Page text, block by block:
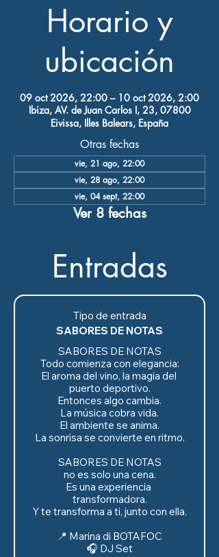
Horario y
ubicación
09 oct 2026, 22:00 – 10 oct 2026, 2:00
Ibiza, AV. de Juan Carlos I, 23, 07800
Eivissa, Illes Balears, España
Otras fechas
vie, 21 ago, 22:00
vie, 28 ago, 22:00
vie, 04 sept, 22:00
Ver 8 fechas
Entradas
Tipo de entrada
SABORES DE NOTAS
SABORES DE NOTAS
Todo comienza con elegancia:
El aroma del vino, la magia del
puerto deportivo.
Entonces algo cambia.
La música cobra vida.
El ambiente se anima.
La sonrisa se convierte en ritmo.
SABORES DE NOTAS
no es solo una cena.
Es una experiencia
transformadora.
Y te transforma a ti, junto con ella.
📍 Marina di BOTAFOC
🎧 DJ Set